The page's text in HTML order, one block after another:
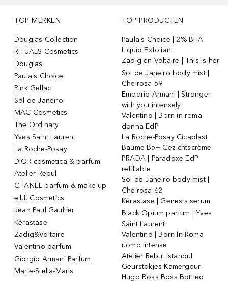
TOP MERKEN
Douglas Collection
RITUALS Cosmetics
Douglas
Paula's Choice
Pink Gellac
Sol de Janeiro
MAC Cosmetics
The Ordinary
Yves Saint Laurent
La Roche-Posay
DIOR cosmetica & parfum
Atelier Rebul
CHANEL parfum & make-up
e.l.f. Cosmetics
Jean Paul Gaultier
Kérastase
Zadig&Voltaire
Valentino parfum
Giorgio Armani Parfum
Marie-Stella-Maris
TOP PRODUCTEN
Paula's Choice | 2% BHA
Liquid Exfoliant
Zadig en Voltaire | This is her
Sol de Janeiro body mist |
Cheirosa 59
Emporio Armani | Stronger
with you intensely
Valentino | Born in roma
donna EdP
La Roche-Posay Cicaplast
Baume B5+ Gezichtscrème
PRADA | Paradoxe EdP
refillable
Sol de Janeiro body mist |
Cheirosa 62
Kérastase | Genesis serum
Black Opium parfum | Yves
Saint Laurent
Valentino | Born In Roma
uomo intense
Atelier Rebul Istanbul
Geurstokjes Kamergeur
Hugo Boss Boss Bottled